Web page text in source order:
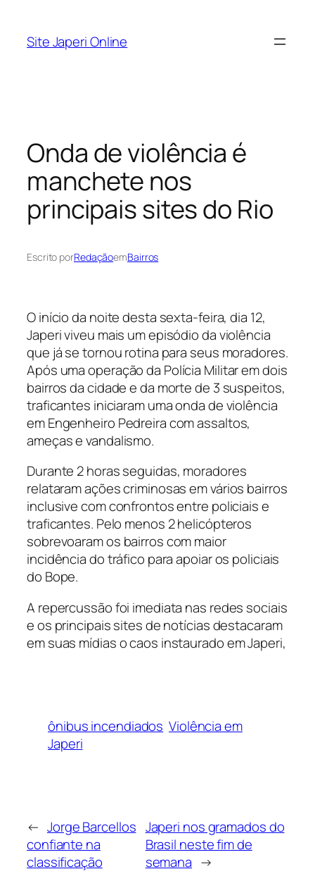
Site Japeri Online
Onda de violência é
manchete nos
principais sites do Rio
Escrito porRedaçãoemBairros
O início da noite desta sexta-feira, dia 12,
Japeri viveu mais um episódio da violência
que já se tornou rotina para seus moradores.
Após uma operação da Polícia Militar em dois
bairros da cidade e da morte de 3 suspeitos,
traficantes iniciaram uma onda de violência
em Engenheiro Pedreira com assaltos,
ameças e vandalismo.
Durante 2 horas seguidas, moradores
relataram ações criminosas em vários bairros
inclusive com confrontos entre policiais e
traficantes. Pelo menos 2 helicópteros
sobrevoaram os bairros com maior
incidência do tráfico para apoiar os policiais
do Bope.
A repercussão foi imediata nas redes sociais
e os principais sites de notícias destacaram
em suas mídias o caos instaurado em Japeri,
ônibus incendiados Violência em
Japeri
← Jorge Barcellos
confiante na
classificação
Japeri nos gramados do
Brasil neste fim de
semana →